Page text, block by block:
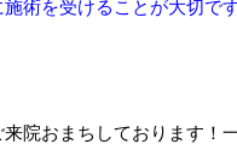
術を受けることが大切で
院おまちしております！